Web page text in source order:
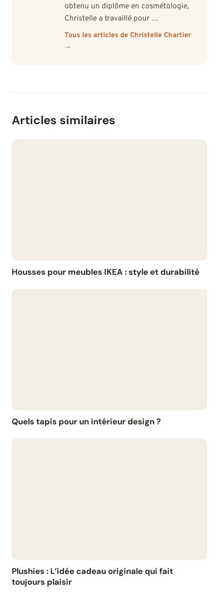
obtenu un diplôme en cosmétologie,
Christelle a travaillé pour …
Tous les articles de Christelle Chartier
→
Articles similaires
Housses pour meubles IKEA : style et durabilité
Quels tapis pour un intérieur design ?
Plushies : L’idée cadeau originale qui fait
toujours plaisir